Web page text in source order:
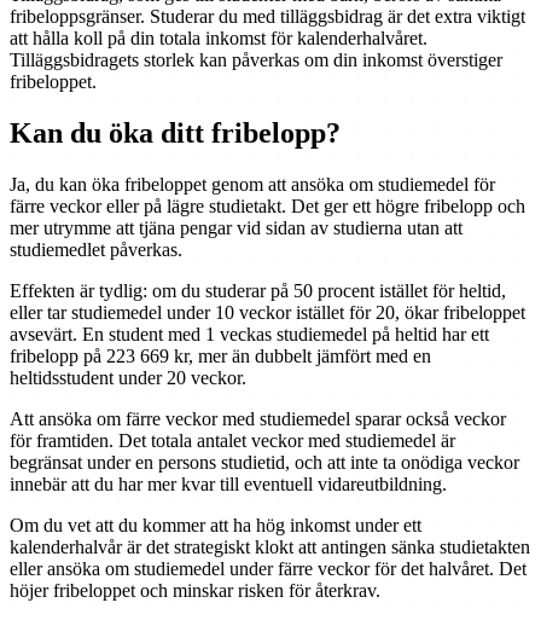
fribeloppsgränser. Studerar du med tilläggsbidrag är det extra viktigt
att hålla koll på din totala inkomst för kalenderhalvåret.
Tilläggsbidragets storlek kan påverkas om din inkomst överstiger
fribeloppet.
Kan du öka ditt fribelopp?
Ja, du kan öka fribeloppet genom att ansöka om studiemedel för
färre veckor eller på lägre studietakt. Det ger ett högre fribelopp och
mer utrymme att tjäna pengar vid sidan av studierna utan att
studiemedlet påverkas.
Effekten är tydlig: om du studerar på 50 procent istället för heltid,
eller tar studiemedel under 10 veckor istället för 20, ökar fribeloppet
avsevärt. En student med 1 veckas studiemedel på heltid har ett
fribelopp på 223 669 kr, mer än dubbelt jämfört med en
heltidsstudent under 20 veckor.
Att ansöka om färre veckor med studiemedel sparar också veckor
för framtiden. Det totala antalet veckor med studiemedel är
begränsat under en persons studietid, och att inte ta onödiga veckor
innebär att du har mer kvar till eventuell vidareutbildning.
Om du vet att du kommer att ha hög inkomst under ett
kalenderhalvår är det strategiskt klokt att antingen sänka studietakten
eller ansöka om studiemedel under färre veckor för det halvåret. Det
höjer fribeloppet och minskar risken för återkrav.